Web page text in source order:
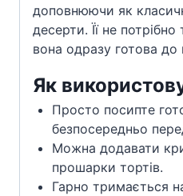
доповнюючи як
десерти. Її не
вона одразу готова до
Як
Просто посипте
безпосередньо
Можна додавати
прошарки тортів.
Гарно тримається